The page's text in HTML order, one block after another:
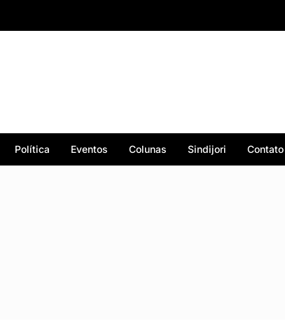
Política Eventos Colunas Sindijori Contato